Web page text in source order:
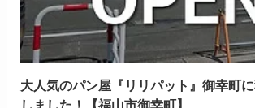
大人気のパン屋『リリパット』御幸町
しました！【福山市御幸町】